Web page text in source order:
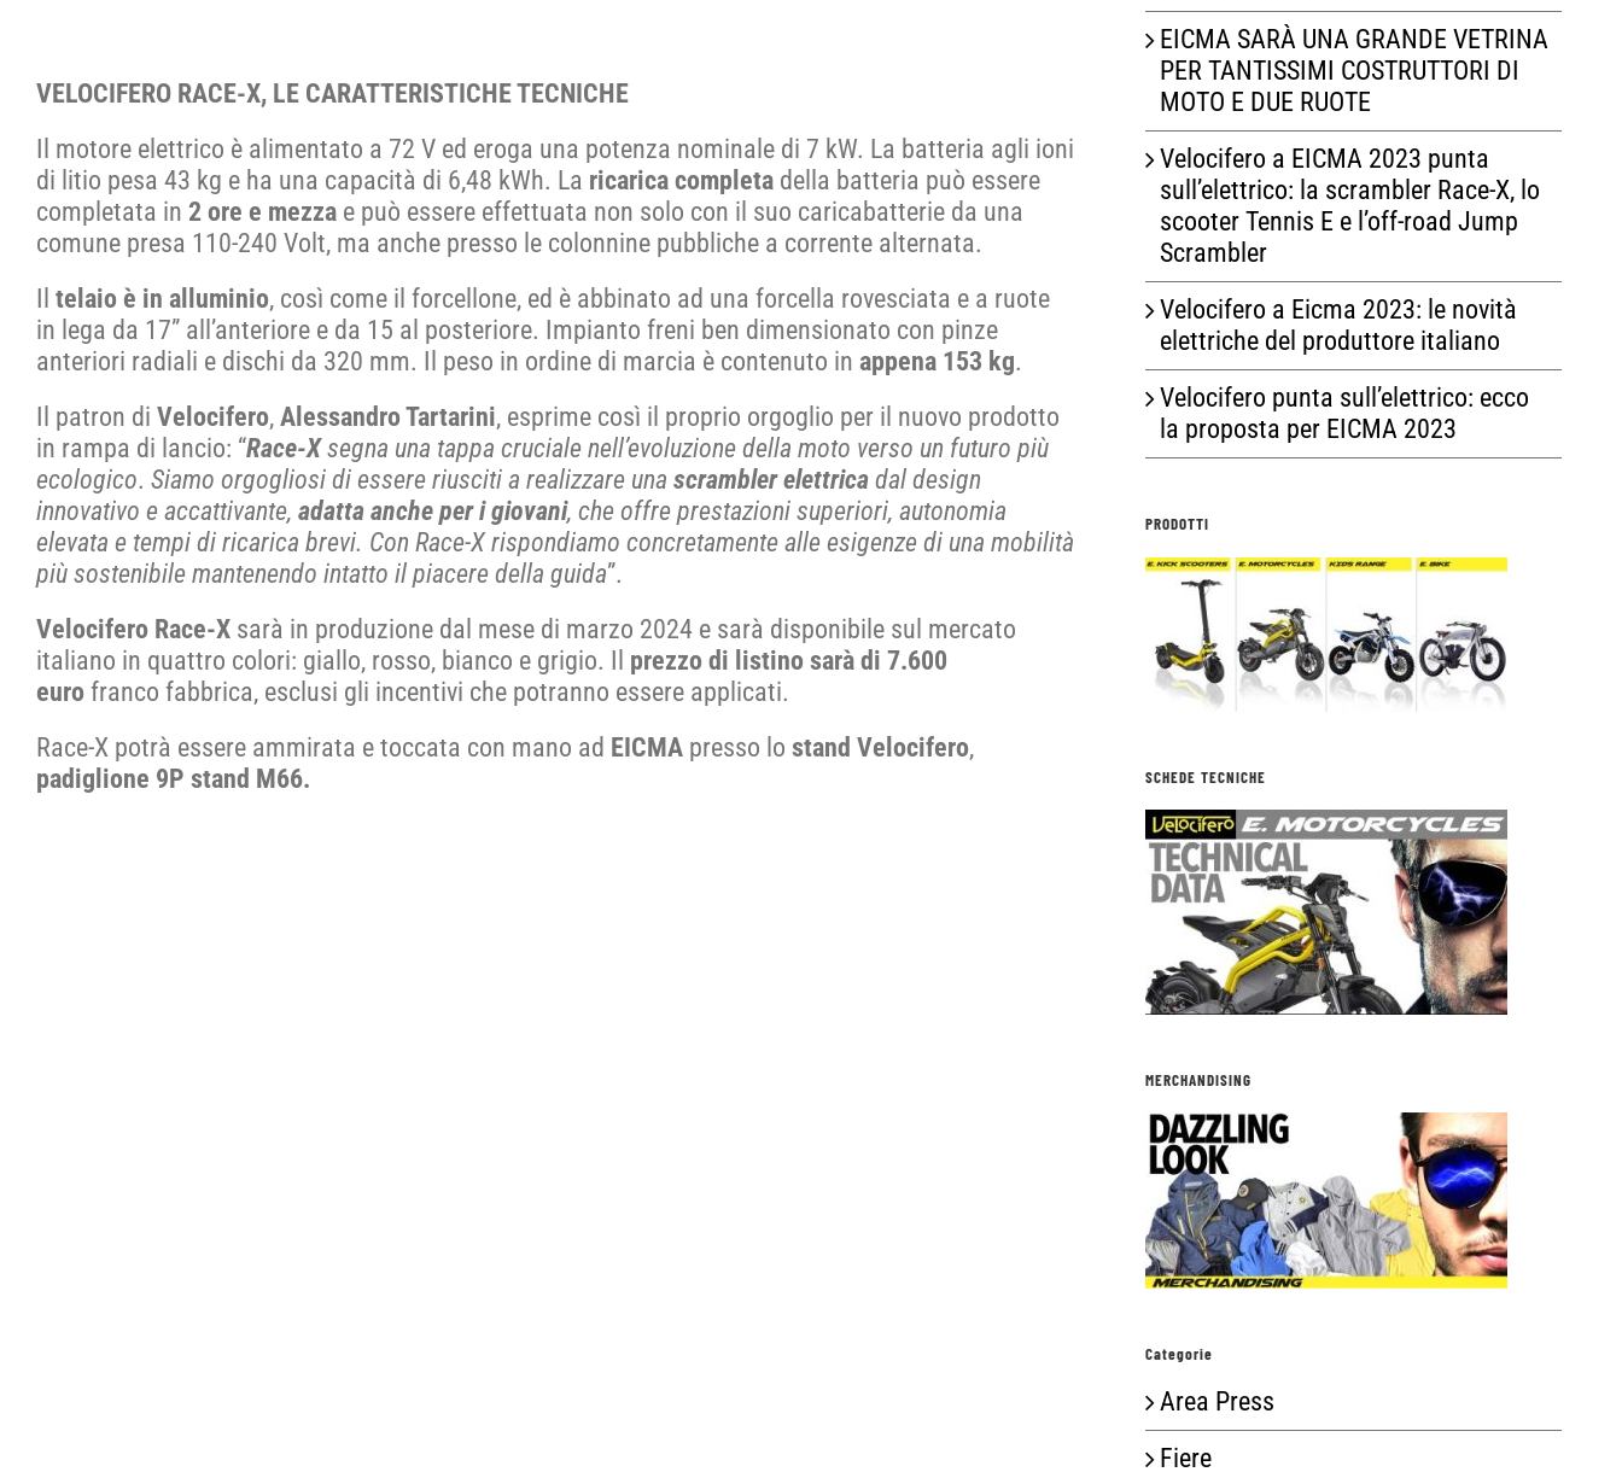
VELOCIFERO RACE-X, LE CARATTERISTICHE TECNICHE
Il motore elettrico è alimentato a 72 V ed eroga una potenza nominale di 7 kW. La batteria agli ioni
di litio pesa 43 kg e ha una capacità di 6,48 kWh. La ricarica completa della batteria può essere
completata in 2 ore e mezza e può essere effettuata non solo con il suo caricabatterie da una
comune presa 110-240 Volt, ma anche presso le colonnine pubbliche a corrente alternata.
Il telaio è in alluminio, così come il forcellone, ed è abbinato ad una forcella rovesciata e a ruote
in lega da 17” all’anteriore e da 15 al posteriore. Impianto freni ben dimensionato con pinze
anteriori radiali e dischi da 320 mm. Il peso in ordine di marcia è contenuto in appena 153 kg.
Il patron di Velocifero, Alessandro Tartarini, esprime così il proprio orgoglio per il nuovo prodotto
in rampa di lancio: “Race-Xsegna una tappa cruciale nell’evoluzione della moto verso un futuro più
ecologico. Siamo orgogliosi di essere riusciti a realizzare una scrambler elettrica dal design
innovativo e accattivante, adatta anche per i giovani, che offre prestazioni superiori, autonomia
elevata e tempi di ricarica brevi. Con Race-X rispondiamo concretamente alle esigenze di una mobilità
più sostenibile mantenendo intatto il piacere della guida”.
Velocifero Race-X sarà in produzione dal mese di marzo 2024 e sarà disponibile sul mercato
italiano in quattro colori: giallo, rosso, bianco e grigio. Il prezzo di listino sarà di 7.600
euro franco fabbrica, esclusi gli incentivi che potranno essere applicati.
Race-X potrà essere ammirata e toccata con mano ad EICMA presso lo stand Velocifero,
padiglione 9P stand M66.
EICMA SARÀ UNA GRANDE VETRINA
PER TANTISSIMI COSTRUTTORI DI
MOTO E DUE RUOTE
Velocifero a EICMA 2023 punta
sull’elettrico: la scrambler Race-X, lo
scooter Tennis E e l’off-road Jump
Scrambler
Velocifero a Eicma 2023: le novità
elettriche del produttore italiano
Velocifero punta sull’elettrico: ecco
la proposta per EICMA 2023
PRODOTTI
SCHEDE TECNICHE
MERCHANDISING
Categorie
Area Press
Fiere